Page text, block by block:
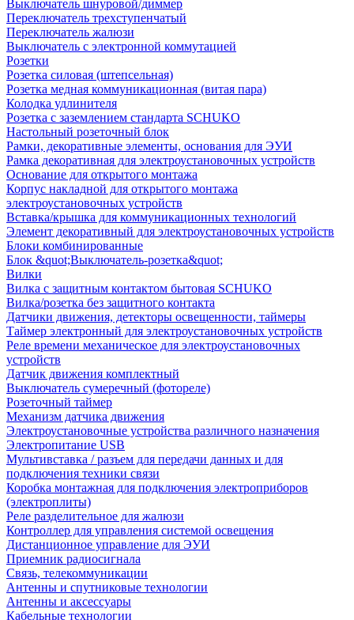
Выключатель шнуровой/диммер
Переключатель трехступенчатый
Переключатель жалюзи
Выключатель с электронной коммутацией
Розетки
Розетка силовая (штепсельная)
Розетка медная коммуникационная (витая пара)
Колодка удлинителя
Розетка с заземлением стандарта SCHUKO
Настольный розеточный блок
Рамки, декоративные элементы, основания для ЭУИ
Рамка декоративная для электроустановочных устройств
Основание для открытого монтажа
Корпус накладной для открытого монтажа
электроустановочных устройств
Вставка/крышка для коммуникационных технологий
Элемент декоративный для электроустановочных устройств
Блоки комбинированные
Блок &quot;Выключатель-розетка&quot;
Вилки
Вилка с защитным контактом бытовая SCHUKO
Вилка/розетка без защитного контакта
Датчики движения, детекторы освещенности, таймеры
Таймер электронный для электроустановочных устройств
Реле времени механическое для электроустановочных
устройств
Датчик движения комплектный
Выключатель сумеречный (фотореле)
Розеточный таймер
Механизм датчика движения
Электроустановочные устройства различного назначения
Электропитание USB
Мультивставка / разъем для передачи данных и для
подключения техники связи
Коробка монтажная для подключения электроприборов
(электроплиты)
Реле разделительное для жалюзи
Контроллер для управления системой освещения
Дистанционное управление для ЭУИ
Приемник радиосигнала
Связь, телекоммуникации
Антенны и спутниковые технологии
Антенны и аксессуары
Кабельные технологии